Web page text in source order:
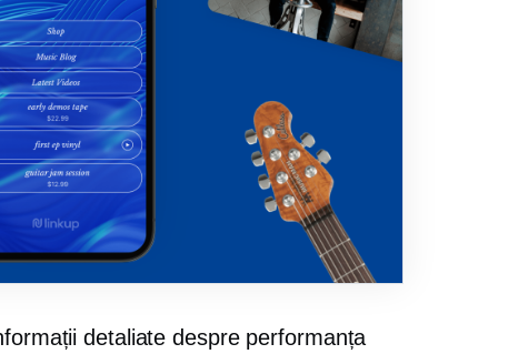
detaliate despre performanța